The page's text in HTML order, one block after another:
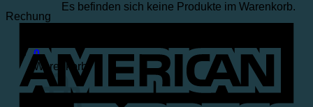
Es befinden sich keine Produkte im Warenkorb.
0
Warenkorb
Rechung